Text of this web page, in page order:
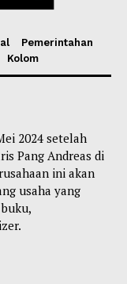
Pemerintahan
Kolom
2024 setelah
Pang Andreas di
ini akan
usaha yang